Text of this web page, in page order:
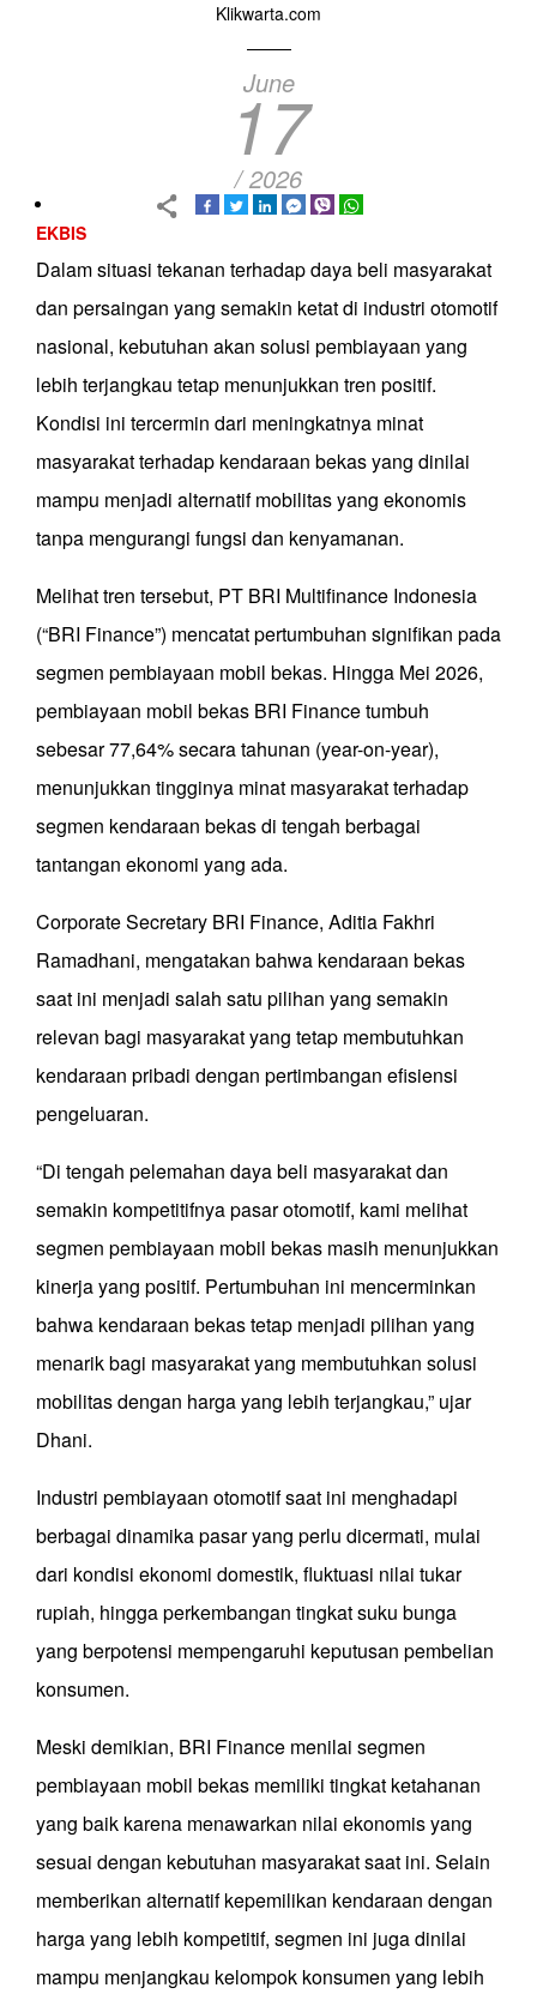
Klikwarta.com
June
17
/ 2026
EKBIS
Dalam situasi tekanan terhadap daya beli masyarakat
dan persaingan yang semakin ketat di industri otomotif
nasional, kebutuhan akan solusi pembiayaan yang
lebih terjangkau tetap menunjukkan tren positif.
Kondisi ini tercermin dari meningkatnya minat
masyarakat terhadap kendaraan bekas yang dinilai
mampu menjadi alternatif mobilitas yang ekonomis
tanpa mengurangi fungsi dan kenyamanan.
Melihat tren tersebut, PT BRI Multifinance Indonesia
(“BRI Finance”) mencatat pertumbuhan signifikan pada
segmen pembiayaan mobil bekas. Hingga Mei 2026,
pembiayaan mobil bekas BRI Finance tumbuh
sebesar 77,64% secara tahunan (year-on-year),
menunjukkan tingginya minat masyarakat terhadap
segmen kendaraan bekas di tengah berbagai
tantangan ekonomi yang ada.
Corporate Secretary BRI Finance, Aditia Fakhri
Ramadhani, mengatakan bahwa kendaraan bekas
saat ini menjadi salah satu pilihan yang semakin
relevan bagi masyarakat yang tetap membutuhkan
kendaraan pribadi dengan pertimbangan efisiensi
pengeluaran.
“Di tengah pelemahan daya beli masyarakat dan
semakin kompetitifnya pasar otomotif, kami melihat
segmen pembiayaan mobil bekas masih menunjukkan
kinerja yang positif. Pertumbuhan ini mencerminkan
bahwa kendaraan bekas tetap menjadi pilihan yang
menarik bagi masyarakat yang membutuhkan solusi
mobilitas dengan harga yang lebih terjangkau,” ujar
Dhani.
Industri pembiayaan otomotif saat ini menghadapi
berbagai dinamika pasar yang perlu dicermati, mulai
dari kondisi ekonomi domestik, fluktuasi nilai tukar
rupiah, hingga perkembangan tingkat suku bunga
yang berpotensi mempengaruhi keputusan pembelian
konsumen.
Meski demikian, BRI Finance menilai segmen
pembiayaan mobil bekas memiliki tingkat ketahanan
yang baik karena menawarkan nilai ekonomis yang
sesuai dengan kebutuhan masyarakat saat ini. Selain
memberikan alternatif kepemilikan kendaraan dengan
harga yang lebih kompetitif, segmen ini juga dinilai
mampu menjangkau kelompok konsumen yang lebih